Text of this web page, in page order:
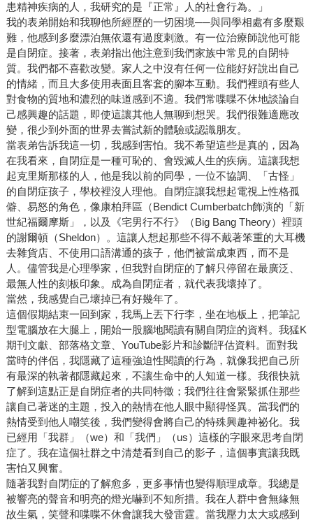
患精神疾病的人，我研究的是『正常』人的社會行為。」
我的表弟開始和我聊他所經歷的一切困境──與同學相處有多麼艱
難，他感到多麼漂泊無依還有過度刺激。有一位治療師說他可能
是自閉症。接著，表弟指出他注意到我們家族中常見的自閉特
質。我們都不喜歡改變。家人之中沒有任何一位能好好說出自己
的情緒，而且大多使用表面且客套的腳本互動。我們裡頭有些人
對食物的質地和濃烈的味道感到不適。我們常喋喋不休地談論自
己感興趣的話題，即使這讓其他人無聊到想哭。我們很難適應改
變，很少到外面的世界去嘗試新的體驗或認識朋友。
當表弟告訴我這一切，我感到害怕。我不希望這些是真的，因為
在我看來，自閉症是一種可恥的、會毀滅人生的疾病。這讓我想
起克里斯那樣的人，他是我以前的同學，一位不協調、「古怪」
的自閉症孩子，學校裡沒人理他。自閉症讓我想起電視上性格孤
僻、易怒的角色，像康柏拜區（Bendict Cumberbatch飾演的「新
世紀福爾摩斯」，以及《宅男行不行》（Big Bang Theory）裡頭
的謝爾頓（Sheldon）。這讓人想起那些不得不戴著笨重的大耳機
去雜貨店、不使用口語溝通的孩子，他們被當成東西，而不是
人。儘管我是心理學家，但我對自閉症的了解只停留在最廣泛、
最無人性的刻板印象。成為自閉症者，就代表我壞掉了。
當然，我感覺自己壞掉已有好幾年了。
這個假期結束一回到家，我馬上丟下行李，坐在地板上，把筆記
型電腦放在大腿上，開始一股腦地閱讀有關自閉症的資料。我猛K
期刊文獻、部落格文章、YouTube影片和診斷評估資料。面對我
當時的伴侶，我隱藏了這種強迫性閱讀的行為，就像我把自己所
有最深的執著都隱藏起來，不讓生命中的人知道一樣。我很快就
了解到這點正是自閉症者的共同特徵；我們往往會緊緊抓住那些
讓自己著迷的主題，投入的熱情在他人眼中顯得怪異。當我們的
熱情受到他人嘲笑後，我們變得會將自己的特殊興趣神祕化。我
已經用「我群」（we）和「我們」（us）這樣的字眼來思考自閉
症了。我在這個社群之中清楚看到自己的影子，這個事實讓我既
害怕又興奮。
隨著我對自閉症的了解愈多，更多事情也變得順理成章。我總是
被響亮的聲音和明亮的燈光嚇到不知所措。我在人群中會無緣無
故生氣，笑聲和喋喋不休會讓我大發雷霆。當我壓力太大或感到